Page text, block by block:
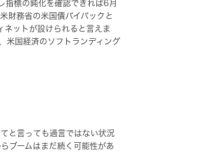
標の鈍化を確認できれば6月
財務省の米国債バイバックと
ネットが設けられると言えま
米国経済のソフトランディング
と言っても過言ではない状況
ブームはまだ続く可能性があ